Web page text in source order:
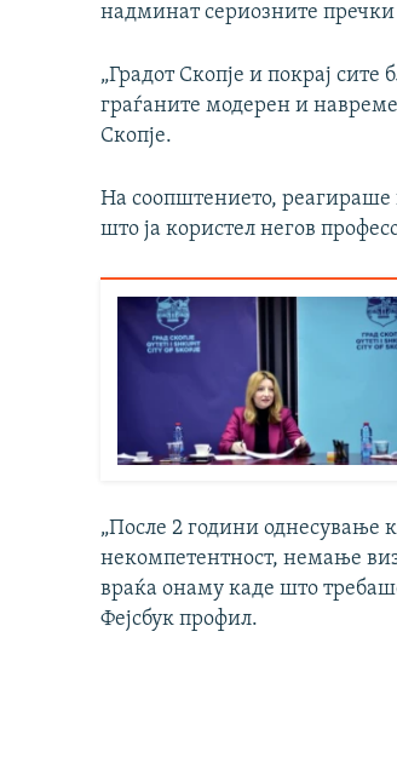
надминат сериозните
„Градот Скопје и покрај
граѓаните модерен и
Скопје.
На соопштението, реагираше
што ја користел негов
„После 2 години однесување
некомпетентност, немање
враќа онаму каде што
Фејсбук профил.